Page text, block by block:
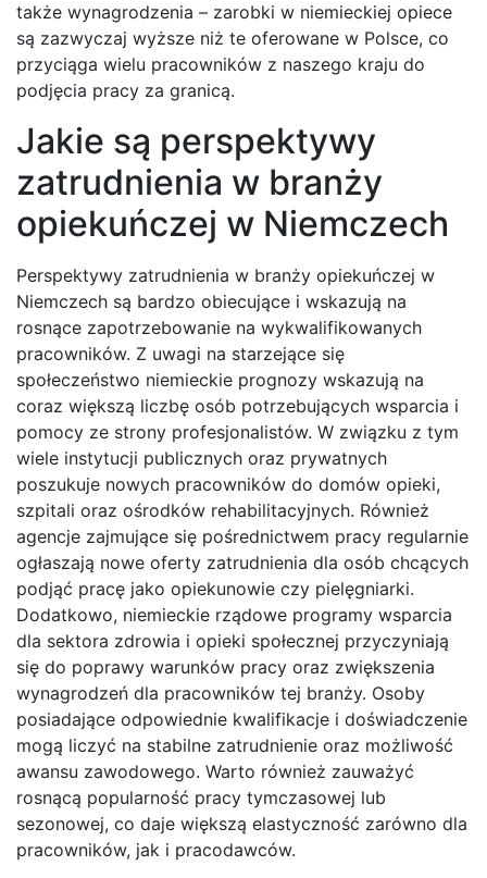
także wynagrodzenia – zarobki w niemieckiej opiece
są zazwyczaj wyższe niż te oferowane w Polsce, co
przyciąga wielu pracowników z naszego kraju do
podjęcia pracy za granicą.
Jakie są perspektywy
zatrudnienia w branży
opiekuńczej w Niemczech
Perspektywy zatrudnienia w branży opiekuńczej w
Niemczech są bardzo obiecujące i wskazują na
rosnące zapotrzebowanie na wykwalifikowanych
pracowników. Z uwagi na starzejące się
społeczeństwo niemieckie prognozy wskazują na
coraz większą liczbę osób potrzebujących wsparcia i
pomocy ze strony profesjonalistów. W związku z tym
wiele instytucji publicznych oraz prywatnych
poszukuje nowych pracowników do domów opieki,
szpitali oraz ośrodków rehabilitacyjnych. Również
agencje zajmujące się pośrednictwem pracy regularnie
ogłaszają nowe oferty zatrudnienia dla osób chcących
podjąć pracę jako opiekunowie czy pielęgniarki.
Dodatkowo, niemieckie rządowe programy wsparcia
dla sektora zdrowia i opieki społecznej przyczyniają
się do poprawy warunków pracy oraz zwiększenia
wynagrodzeń dla pracowników tej branży. Osoby
posiadające odpowiednie kwalifikacje i doświadczenie
mogą liczyć na stabilne zatrudnienie oraz możliwość
awansu zawodowego. Warto również zauważyć
rosnącą popularność pracy tymczasowej lub
sezonowej, co daje większą elastyczność zarówno dla
pracowników, jak i pracodawców.